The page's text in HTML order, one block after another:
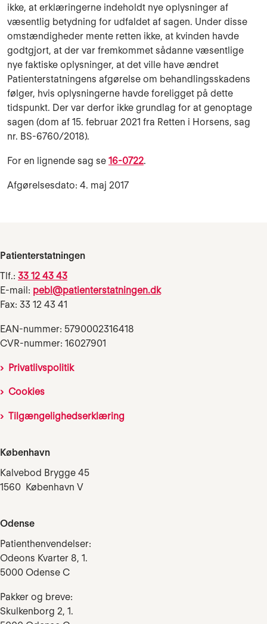
ikke, at erklæringerne indeholdt nye oplysninger af
væsentlig betydning for udfaldet af sagen. Under disse
omstændigheder mente retten ikke, at kvinden havde
godtgjort, at der var fremkommet sådanne væsentlige
nye faktiske oplysninger, at det ville have ændret
Patienterstatningens afgørelse om behandlingsskadens
følger, hvis oplysningerne havde foreligget på dette
tidspunkt. Der var derfor ikke grundlag for at genoptage
sagen (dom af 15. februar 2021 fra Retten i Horsens, sag
nr. BS-6760/2018).
For en lignende sag se 16-0722.
Afgørelsesdato: 4. maj 2017
Patienterstatningen
Tlf.: 33 12 43 43
E-mail: pebl@patienterstatningen.dk
Fax: 33 12 43 41
EAN-nummer: 5790002316418
CVR-nummer: 16027901
Privatlivspolitik
Cookies
Tilgængelighedserklæring
København
Kalvebod Brygge 45
1560 København V
Odense
Patienthenvendelser:
Odeons Kvarter 8, 1.
5000 Odense C
Pakker og breve:
Skulkenborg 2, 1.